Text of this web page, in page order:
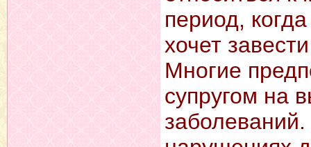
период,
хочет
Многие
супругом на